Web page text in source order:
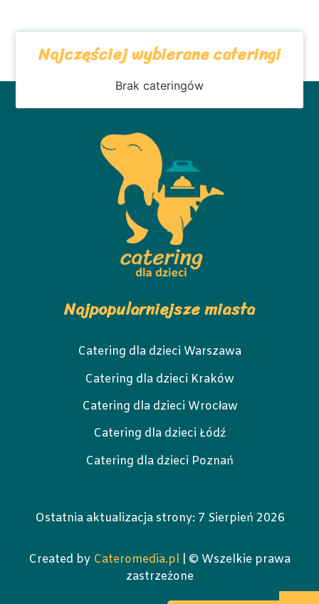
Najczęściej wybierane cateringi
Brak cateringów
Najpopularniejsze miasta
Catering dla dzieci Warszawa
Catering dla dzieci Kraków
Catering dla dzieci Wrocław
Catering dla dzieci Łódź
Catering dla dzieci Poznań
Created by Cateromedia.pl | © Wszelkie prawa
zastrzeżone
Ostatnia aktualizacja strony: 7 Sierpień 2026